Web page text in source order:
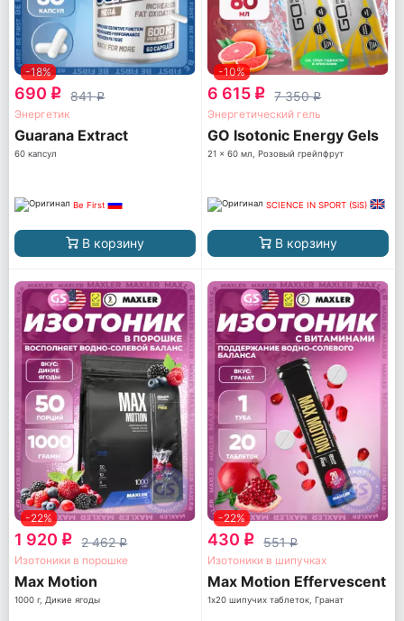
-18%
690 q 841q
Энергетик
Guarana Extract
60 капсул
Be First
В корзину
-10%
6 615 q 7 350q
Энергетический гель
GO Isotonic Energy Gels
21 x 60 мл, Розовый грейпфрут
SCIENCE IN SPORT (SiS)
В корзину
-22%
1 920 q 2 462q
Изотоники в порошке
Max Motion
1000 г, Дикие ягоды
-22%
430 q 551q
Изотоники в шипучках
Max Motion Effervescent
1х20 шипучих таблеток, Гранат